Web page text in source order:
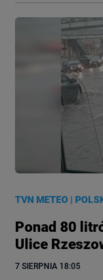
TVN METEO |
Ponad 80
Ulice
7 SIERPNIA 18:05